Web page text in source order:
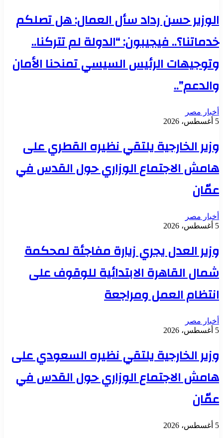
الوزير حسن رداد سأل العمال: هل تصلكم
خدماتنا؟.. فيجيبون: “الدولة لم تتركنا..
وتوجيهات الرئيس السيسي تمنحنا الأمان
والدعم”..
أخبار مصر
5 أغسطس، 2026
وزير الخارجية يلتقي نظيره القطري على
هامش الاجتماع الوزاري حول القدس في
عمّان
أخبار مصر
5 أغسطس، 2026
وزير العدل يجري زيارة مفاجئة لمحكمة
شمال القاهرة الابتدائية للوقوف على
انتظام العمل ومراجعة
أخبار مصر
5 أغسطس، 2026
وزير الخارجية يلتقي نظيره السعودي على
هامش الاجتماع الوزاري حول القدس في
عمّان
5 أغسطس، 2026